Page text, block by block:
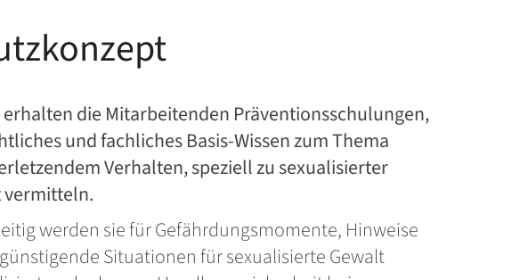
erhalten die Mitarbeitenden Präventionsschulungen,
und fachliches Basis-Wissen zum Thema
Verhalten, speziell zu sexualisierter
vermitteln.
werden sie für Gefährdungsmomente, Hinweise
Situationen für sexualisierte Gewalt